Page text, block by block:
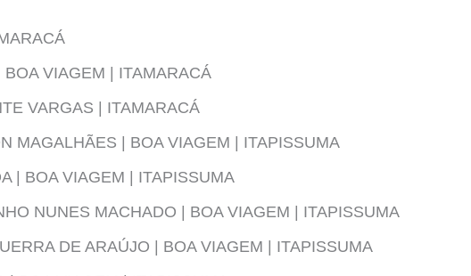
VIAGEM | ITAMARACÁ
VARGAS | ITAMARACÁ
MAGALHÃES | BOA VIAGEM | ITAPISSUMA
| BOA VIAGEM | ITAPISSUMA
NUNES MACHADO | BOA VIAGEM | ITAPISSUMA
DE ARAÚJO | BOA VIAGEM | ITAPISSUMA